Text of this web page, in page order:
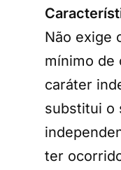
Não exige
mínimo de
caráter
substitui o
ter